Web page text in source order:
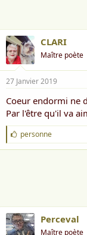
CLARI
Maître poète
27 Janvier 2019
Coeur endormi ne
Par l'être qu'il va
J
'
a
personne
Perceval
Maître poète